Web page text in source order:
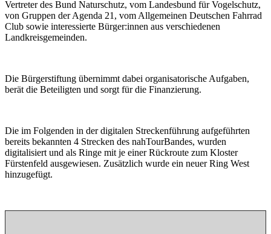
Vertreter des Bund Naturschutz, vom Landesbund für Vogelschutz,
von Gruppen der Agenda 21, vom Allgemeinen Deutschen Fahrrad
Club sowie interessierte Bürger:innen aus verschiedenen
Landkreisgemeinden.
Die Bürgerstiftung übernimmt dabei organisatorische Aufgaben,
berät die Beteiligten und sorgt für die Finanzierung.
Die im Folgenden in der digitalen Streckenführung aufgeführten
bereits bekannten 4 Strecken des nahTourBandes, wurden
digitalisiert und als Ringe mit je einer Rückroute zum Kloster
Fürstenfeld ausgewiesen. Zusätzlich wurde ein neuer Ring West
hinzugefügt.